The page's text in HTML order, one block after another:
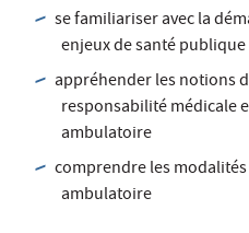
se familiariser avec la
enjeux de santé publique
appréhender les notions
responsabilité médicale
ambulatoire
comprendre les
ambulatoire